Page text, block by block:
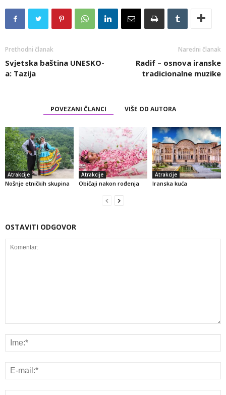
Prethodni članak
Svjetska baština UNESKO-
a: Tazija
Naredni članak
Radif – osnova iranske
tradicionalne muzike
POVEZANI ČLANCI VIŠE OD AUTORA
Atrakcije
Nošnje etničkih skupina
Atrakcije
Običaji nakon rođenja
Atrakcije
Iranska kuća
OSTAVITI ODGOVOR